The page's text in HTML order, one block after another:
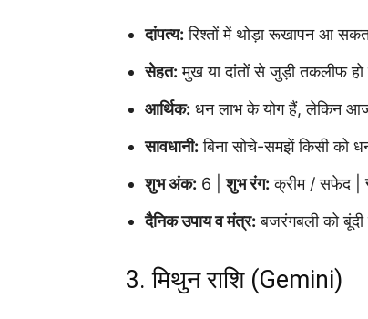
दांपत्य: रिश्तों में थोड़ा रूखापन आ
सेहत: मुख या दांतों से जुड़ी तकलीफ
आर्थिक: धन लाभ के योग हैं, लेकिन
सावधानी: बिना सोचे-समझें किसी को
शुभ अंक: 6 |शुभ रंग: क्रीम / सफेद |
दैनिक उपाय व मंत्र: बजरंगबली को
3. मिथुन राशि (Gemini)